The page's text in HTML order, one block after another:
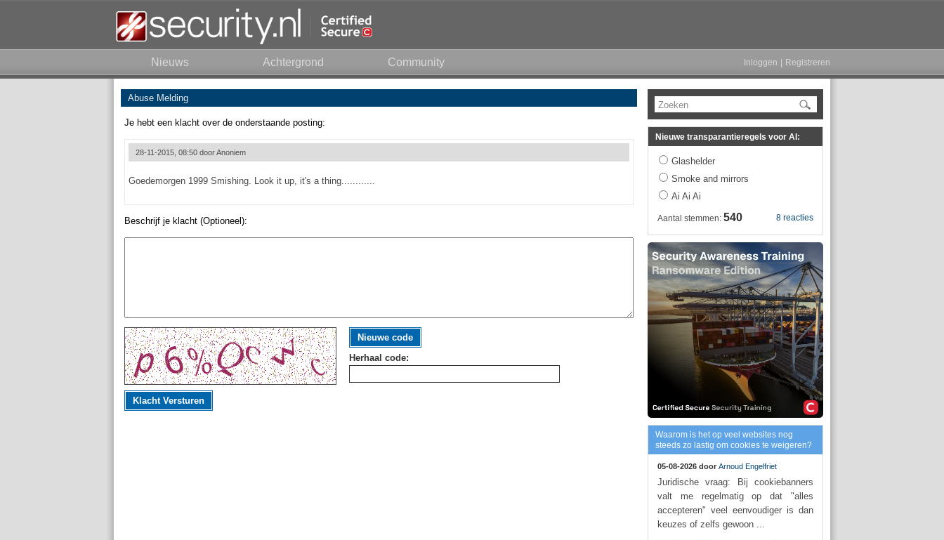
Nieuws Achtergrond Community Inloggen Registreren
Abuse Melding
Je hebt een klacht over de onderstaande posting:
28-11-2015, 08:50 doorAnoniem
Goedemorgen 1999 Smishing. Look it up, it's a thing............
Beschrijf je klacht (Optioneel):
Nieuwe code
Herhaal code:
Klacht Versturen
Zoeken
Nieuwe transparantieregels voor AI:
Glashelder
Smoke and mirrors
Ai Ai Ai
8 reacties
Aantal stemmen: 540
Waarom is het op veel websites nog
steeds zo lastig om cookies te weigeren?
05-08-2026 door Arnoud Engelfriet
Juridische vraag: Bij cookiebanners
valt me regelmatig op dat "alles
accepteren" veel eenvoudiger is dan
keuzes of zelfs gewoon ...